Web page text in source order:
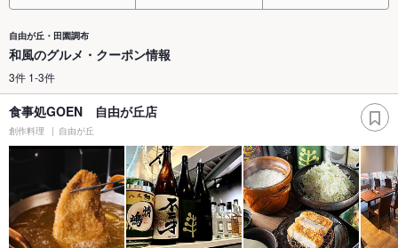
自由が丘・田園調布
和風のグルメ・クーポン情報
3件 1-3件
食事処GOEN 自由が丘店
創作料理 自由が丘